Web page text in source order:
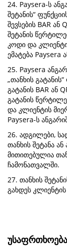
24. Paysera-ს
შეტანის“
შევსების BAR
შეტანის
კოდი და
ემატება Paysera
25. Paysera
„თანხის
გატანის BAR ან
გატანის
და კლიენტის
Paysera-ს
26. ადგილები,
თანხის შეტანა
მითითებულია
ჩამონათვალში.
27. თანხის
გახდეს
უსაფრთხოება